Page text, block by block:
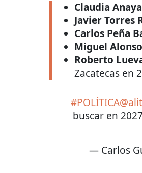
Claudia Anaya
Javier Torres
Carlos Peña
Miguel
Roberto
Zacatecas en
#POLÍTICA
buscar en
— Carlos